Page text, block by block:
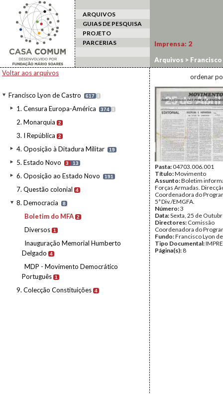
ARQUIVOS
GUIAS DE PESQUISA
PROJETO
PARCERIAS
Voltar aos arquivos
Francisco Lyon de Castro 617 I
1. Censura Europa-América 374 I
2. Monarquia 2
3. I República 2
4. Oposição à Ditadura Militar 19
5. Estado Novo 3 13
6. Oposição ao Estado Novo 191
7. Questão colonial 4
8. Democracia 8
Boletim do MFA 2
Diversos 1
Inauguração Memorial Humberto
Delgado
4
MDP - Movimento Democrático
Português 1
9. Colecção Constituições 4
Imprensa: 2
Arquivos >
ordenar
Pasta:04703.006.001
Título:Movimento
Assunto:Boletim
Forças Armadas.
Coordenadora do
5ª Div./EMGFA.
Número:3
Data:Sexta, 25 de
Directores: Comissão
Coordenadora do
Fundo:Francisco Lyon
Tipo Documental:
Página(s): 8